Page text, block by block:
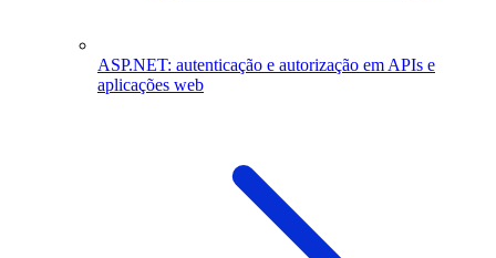
ASP.NET: autenticação e autorização em APIs e
aplicações web